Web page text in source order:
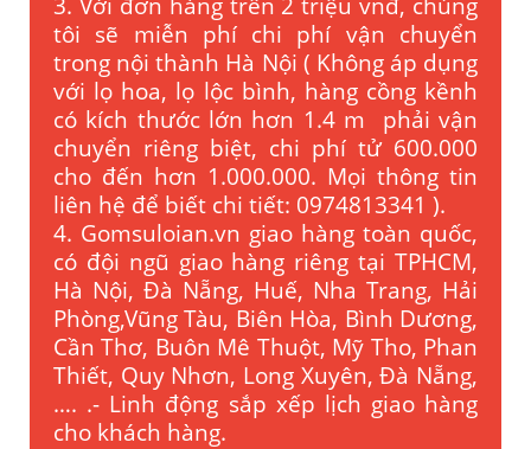
tôi sẽ miễn phí chi phí vận chuyển
trong nội thành Hà Nội ( Không áp dụng
với lọ hoa, lọ lộc bình, hàng cồng kềnh
có kích thước lớn hơn 1.4 m phải vận
chuyển riêng biệt, chi phí tử 600.000
cho đến hơn 1.000.000. Mọi thông tin
liên hệ để biết chi tiết: 0974813341 ).
4. Gomsuloian.vn giao hàng toàn quốc,
có đội ngũ giao hàng riêng tại TPHCM,
Hà Nội, Đà Nẵng, Huế, Nha Trang, Hải
Phòng,Vũng Tàu, Biên Hòa, Bình Dương,
Cần Thơ, Buôn Mê Thuột, Mỹ Tho, Phan
Thiết, Quy Nhơn, Long Xuyên, Đà Nẵng,
…. .- Linh động sắp xếp lịch giao hàng
cho khách hàng.